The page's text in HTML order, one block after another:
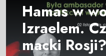
Hamas w
Izraelem.
macki Rosji?